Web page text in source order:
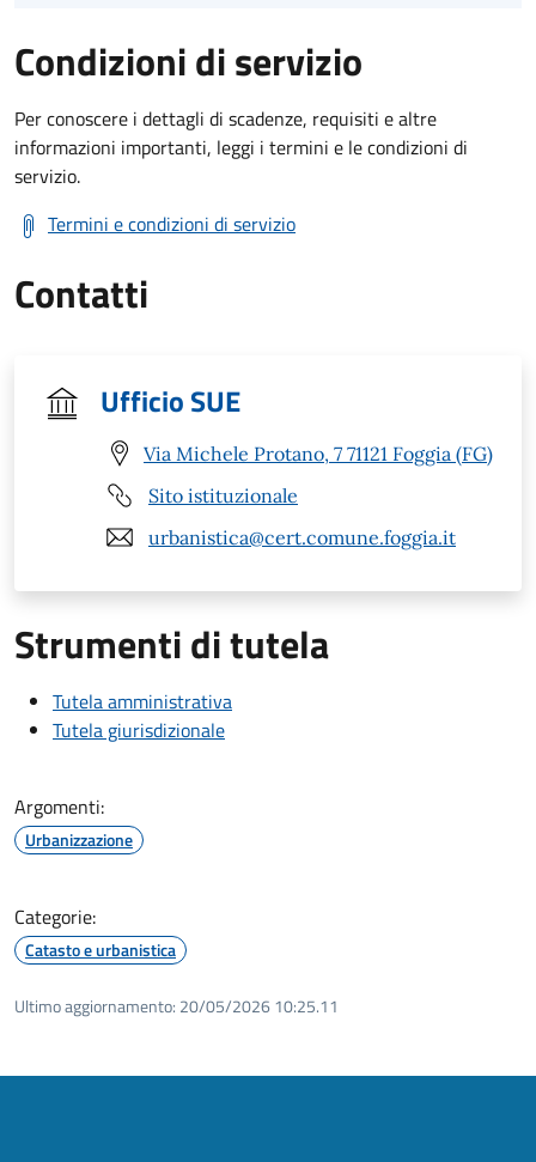
Condizioni di servizio
Per conoscere i dettagli di scadenze, requisiti e altre
informazioni importanti, leggi i termini e le condizioni di
servizio.
Termini e condizioni di servizio
Contatti
Ufficio SUE
Via Michele Protano, 7 71121 Foggia (FG)
Sito istituzionale
urbanistica@cert.comune.foggia.it
Strumenti di tutela
Tutela amministrativa
Tutela giurisdizionale
Argomenti:
Urbanizzazione
Categorie:
Catasto e urbanistica
Ultimo aggiornamento: 20/05/2026 10:25.11